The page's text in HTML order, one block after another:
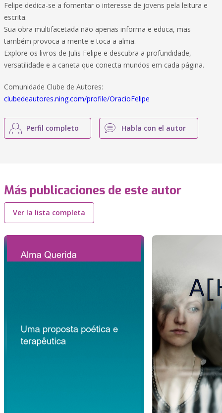
Felipe dedica-se a fomentar o interesse de jovens pela leitura e
escrita.
Sua obra multifacetada não apenas informa e educa, mas
também provoca a mente e toca a alma.
Explore os livros de Julis Felipe e descubra a profundidade,
versatilidade e a caneta que conecta mundos em cada página.
Comunidade Clube de Autores:
clubedeautores.ning.com/profile/OracioFelipe
Perfil completo Habla con el autor
Más publicaciones de este autor
Ver la lista completa